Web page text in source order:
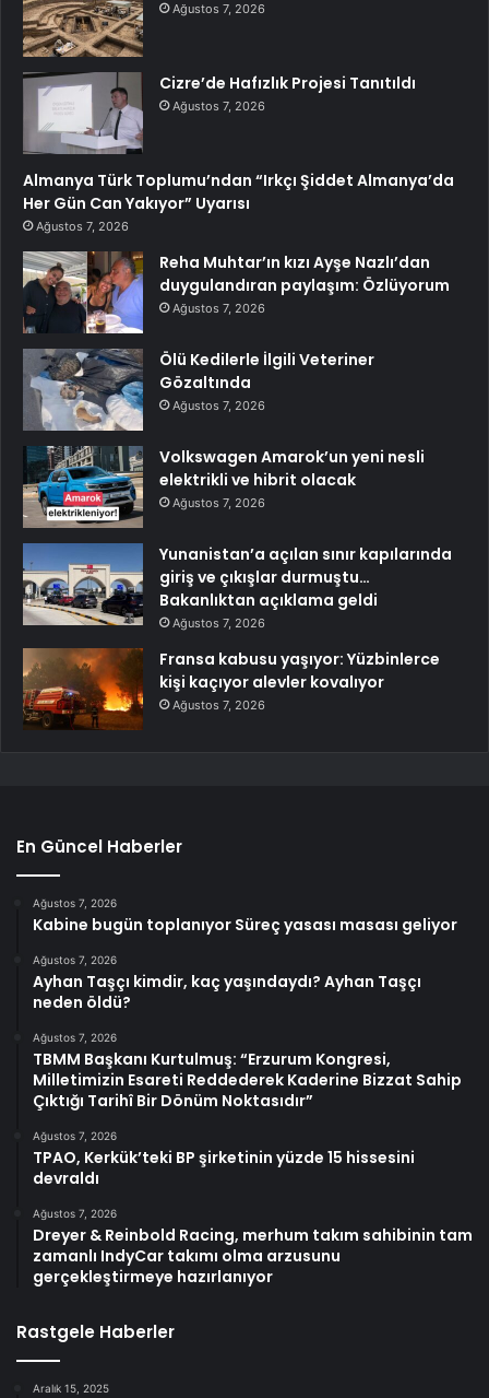
Ağustos 7, 2026
Cizre’de Hafızlık Projesi Tanıtıldı
Ağustos 7, 2026
Almanya Türk Toplumu’ndan “Irkçı Şiddet Almanya’da
Her Gün Can Yakıyor” Uyarısı
Ağustos 7, 2026
Reha Muhtar’ın kızı Ayşe Nazlı’dan
duygulandıran paylaşım: Özlüyorum
Ağustos 7, 2026
Ölü Kedilerle İlgili Veteriner
Gözaltında
Ağustos 7, 2026
Volkswagen Amarok’un yeni nesli
elektrikli ve hibrit olacak
Ağustos 7, 2026
Yunanistan’a açılan sınır kapılarında
giriş ve çıkışlar durmuştu…
Bakanlıktan açıklama geldi
Ağustos 7, 2026
Fransa kabusu yaşıyor: Yüzbinlerce
kişi kaçıyor alevler kovalıyor
Ağustos 7, 2026
En Güncel Haberler
Ağustos 7, 2026
Kabine bugün toplanıyor Süreç yasası masası geliyor
Ağustos 7, 2026
Ayhan Taşçı kimdir, kaç yaşındaydı? Ayhan Taşçı
neden öldü?
Ağustos 7, 2026
TBMM Başkanı Kurtulmuş: “Erzurum Kongresi,
Milletimizin Esareti Reddederek Kaderine Bizzat Sahip
Çıktığı Tarihî Bir Dönüm Noktasıdır”
Ağustos 7, 2026
TPAO, Kerkük’teki BP şirketinin yüzde 15 hissesini
devraldı
Ağustos 7, 2026
Dreyer & Reinbold Racing, merhum takım sahibinin tam
zamanlı IndyCar takımı olma arzusunu
gerçekleştirmeye hazırlanıyor
Rastgele Haberler
Aralık 15, 2025